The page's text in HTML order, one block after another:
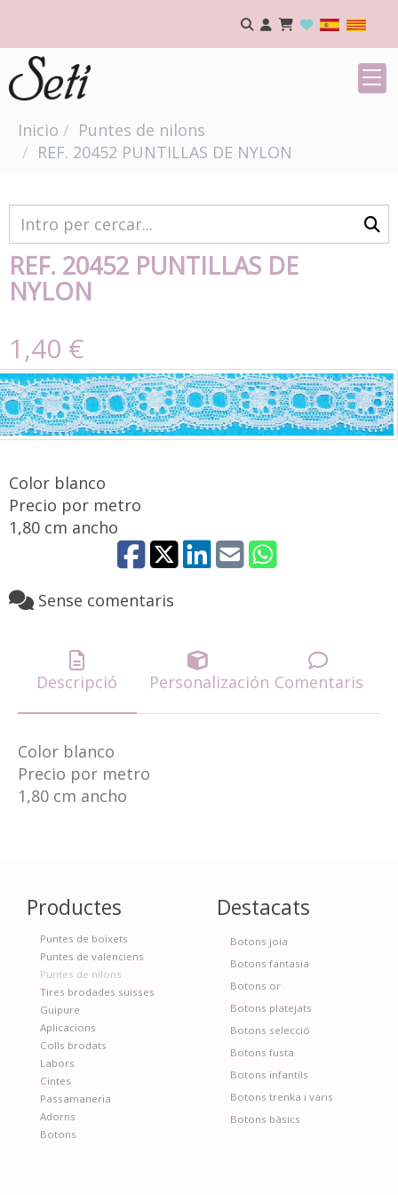
Inicio
Puntes de nilons
REF. 20452 PUNTILLAS DE NYLON
REF. 20452 PUNTILLAS DE
NYLON
1,40 €
Color blanco
Precio por metro
1,80 cm ancho
Sense comentaris
Descripció Personalización Comentaris
Color blanco
Precio por metro
1,80 cm ancho
Productes
Puntes de boixets
Puntes de valenciens
Puntes de nilons
Tires brodades suïsses
Guipure
Aplicacions
Colls brodats
Labors
Cintes
Passamaneria
Adorns
Botons
Destacats
Botons joia
Botons fantasia
Botons or
Botons platejats
Botons selecció
Botons fusta
Botons infantils
Botons trenka i varis
Botons bàsics